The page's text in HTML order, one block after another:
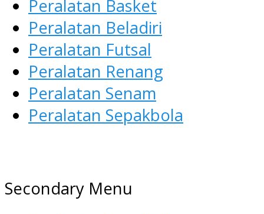
Peralatan Basket
Peralatan Beladiri
Peralatan Futsal
Peralatan Renang
Peralatan Senam
Peralatan Sepakbola
AGEN ALAT OLAHRAGA
Menyediakan Alat Olahraga
Secondary Menu